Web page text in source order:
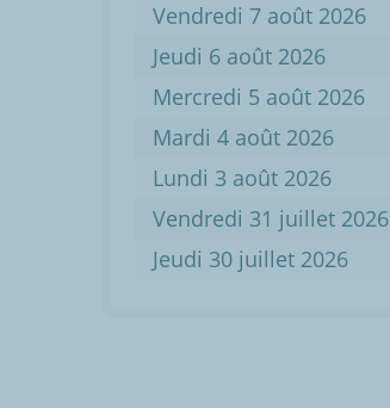
Vendredi 7 août 2026
Jeudi 6 août 2026
Mercredi 5 août 2026
Mardi 4 août 2026
Lundi 3 août 2026
Vendredi 31 juillet 2026
Jeudi 30 juillet 2026